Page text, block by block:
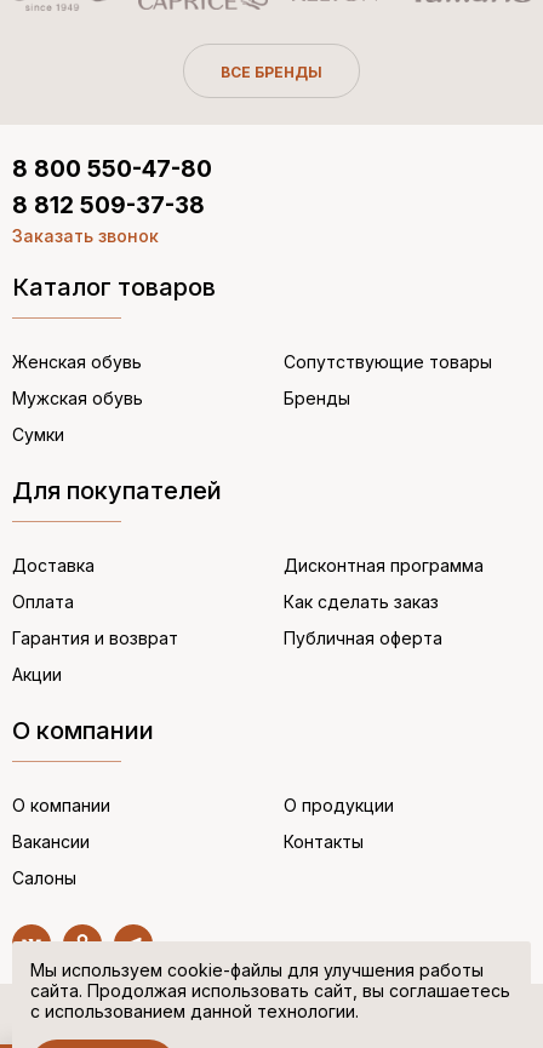
ВСЕ БРЕНДЫ
Каталог товаров
Женская обувь
Мужская обувь
Сумки
Сопутствующие товары
Бренды
Для покупателей
Доставка
Оплата
Гарантия и возврат
Акции
Дисконтная программа
Как сделать заказ
Публичная оферта
О компании
О компании
Вакансии
Салоны
О продукции
Контакты
8 800 550-47-80
8 812 509-37-38
Заказать звонок
© “НЕМЕЦКАЯ ОБУВЬ” 2017. Все права защищены.
Мы используем cookie-файлы для улучшения работы
сайта. Продолжая использовать сайт, вы соглашаетесь
с использованием данной технологии.